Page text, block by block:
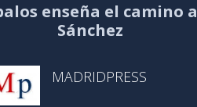
enseña el camino a
Sánchez
MADRIDPRESS